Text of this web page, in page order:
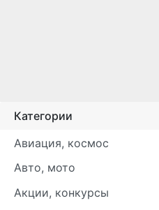
Категории
Авиация, космос
Авто, мото
Акции, конкурсы